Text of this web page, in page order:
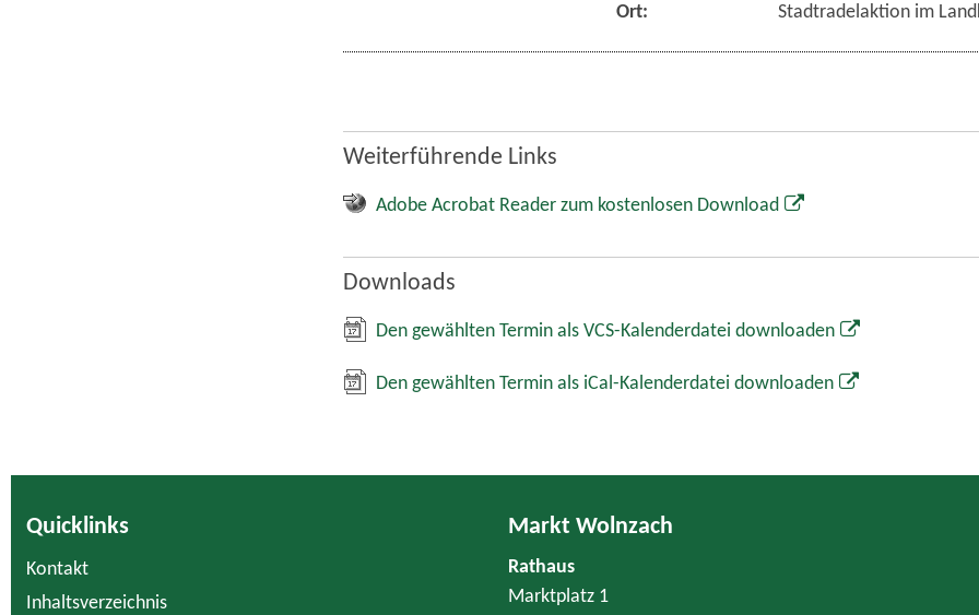
Ort:
Stadtradelaktion im
Weiterführende Links
Adobe Acrobat Reader zum kostenlosen Download
Downloads
Den gewählten Termin als VCS-Kalenderdatei downloaden
Den gewählten Termin als iCal-Kalenderdatei downloaden
Quicklinks
Kontakt
Inhaltsverzeichnis
Markt Wolnzach
Rathaus
Marktplatz 1